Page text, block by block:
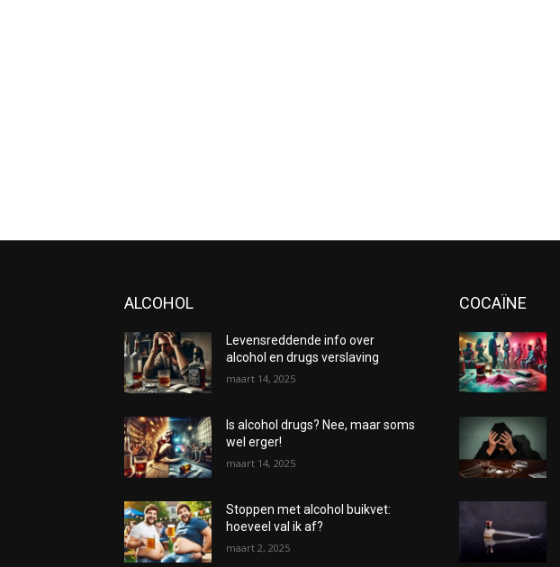
ALCOHOL
Levensreddende info over
alcohol en drugs verslaving
maart 14, 2025
Is alcohol drugs? Nee, maar soms
wel erger!
maart 14, 2025
Stoppen met alcohol buikvet:
hoeveel val ik af?
maart 2, 2025
COCAÏNE